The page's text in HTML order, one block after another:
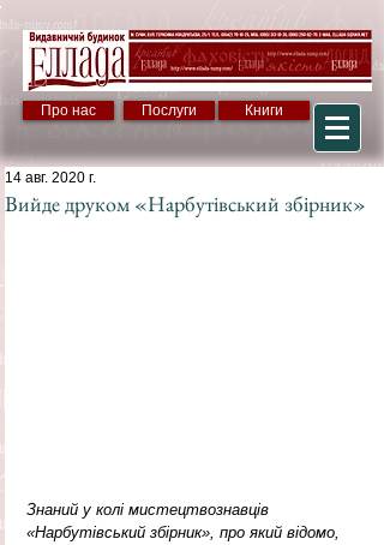
Про нас Послуги Книги
Вийде друком «Нарбутівський збірник»
14 авг. 2020 г.
Знаний у колі мистецтвознавців
«Нарбутівський збірник», про який відомо,